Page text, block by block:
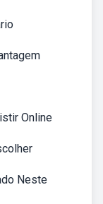
Online
Neste